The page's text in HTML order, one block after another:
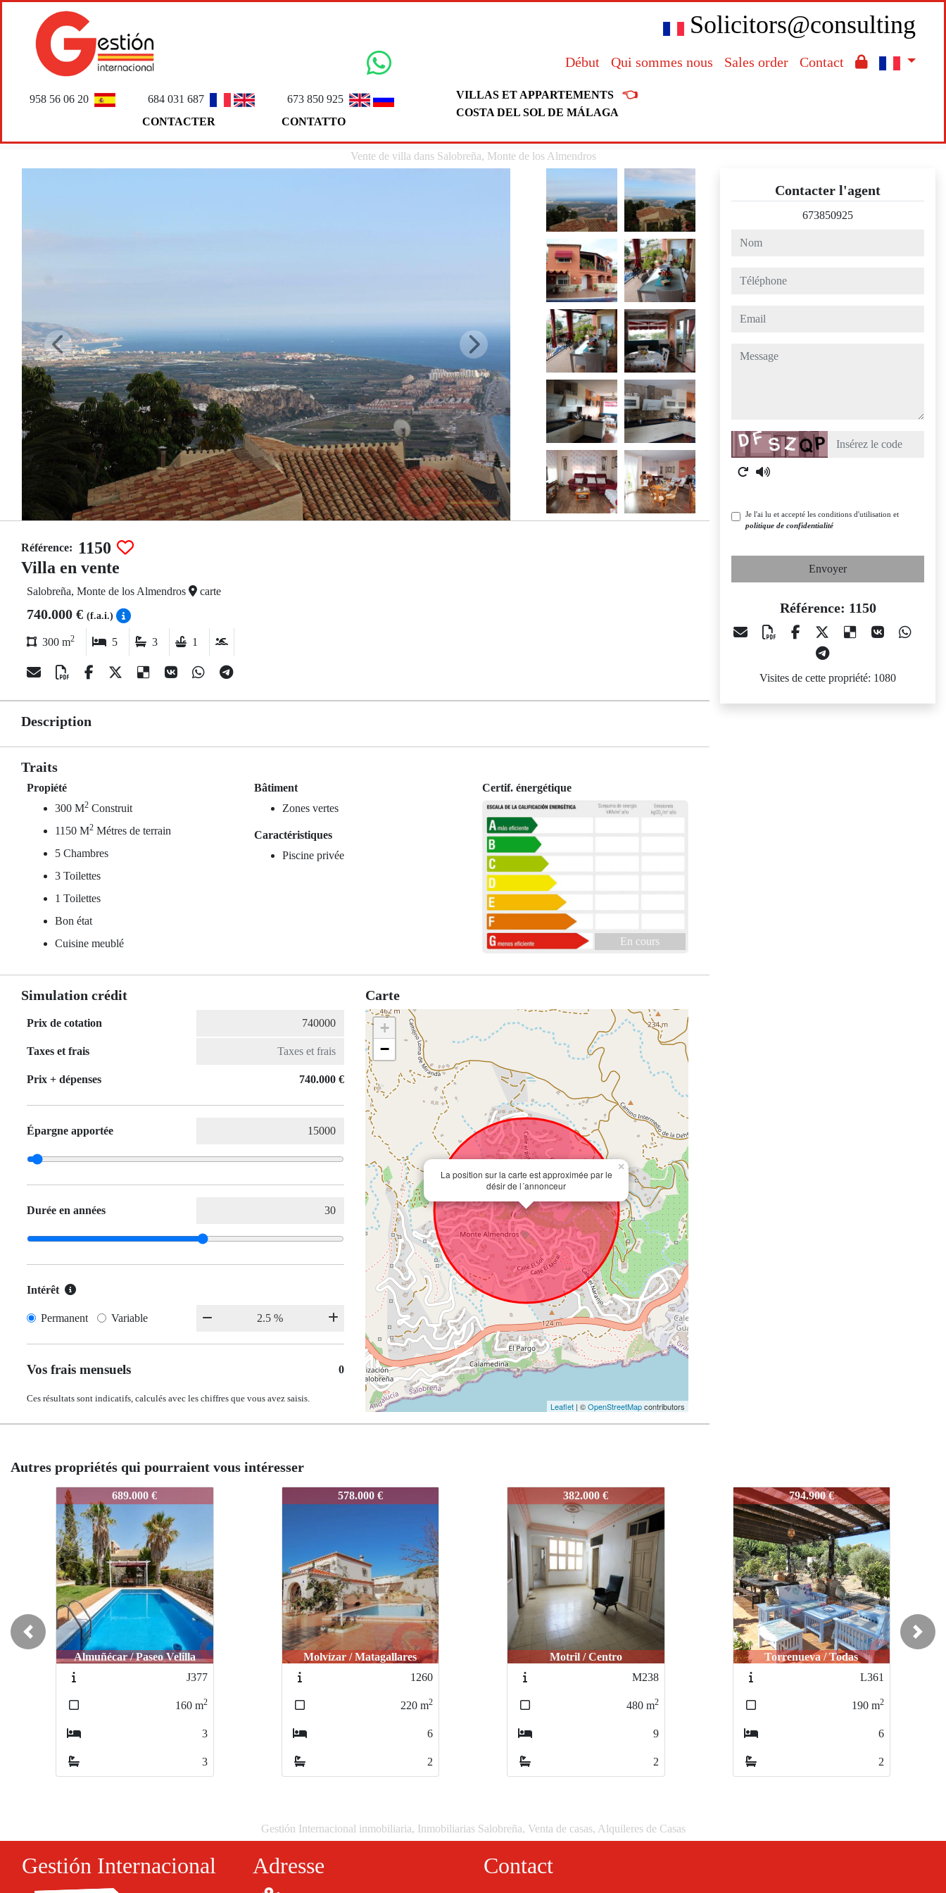
Solicitors@consulting
Début Qui sommes nous Sales order Contact
958 56 06 20
684 031 687
CONTACTER
673 850 925
CONTATTO
VILLAS ET APPARTEMENTS 👈
COSTA DEL SOL DE MÁLAGA
Vente de villa dans Salobreña, Monte de los Almendros
Référence:
1150
Villa en vente
Salobreña, Monte de los Almendros carte
740.000 € (f.a.i.)
300 m2 5 3 1
Description
Traits
Propiété
300 M2 Construit
1150 M2 Métres de terrain
5 Chambres
3 Toilettes
1 Toilettes
Bon état
Cuisine meublé
Bâtiment
Zones vertes
Caractéristiques
Piscine privée
Certif. énergétique
En cours
Simulation crédit
Prix de cotation
Taxes et frais
Prix ​​+ dépenses 740.000 €
Épargne apportée
Durée en années
Intérêt
Permanent Variable
Vos frais mensuels 0
Ces résultats sont indicatifs, calculés avec les chiffres que vous avez saisis.
Carte
La position sur la carte est approximée par le
désir de l´annonceur
×
+
−
Leaflet | ©OpenStreetMapcontributors
Contacter l'agent
673850925
nom
téléphone
email
message
Captcha
Je l'ai lu et accepté les conditions d'utilisation et
politique de confidentialité
Envoyer
Référence: 1150
Visites de cette propriété: 1080
Autres propriétés qui pourraient vous intéresser
1150
578.000 €
Molvízar / Matagallares
1260
220 m2
6
2
382.000 €
Motril / Centro
M238
480m2
9
2
1150 794.900 €
Torrenueva / Todas
L361
190 m2
6
2
1150 850.000 €
Salobreña / Monte de los
Almendros
M339
400m2
4
3
Previous Next
Gestión Internacional inmobiliaria, Inmobiliarias Salobreña, Venta de casas, Alquileres de Casas
Gestión Internacional Adresse Contact